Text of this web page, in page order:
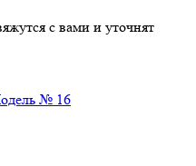
с вами и уточнят
№ 16